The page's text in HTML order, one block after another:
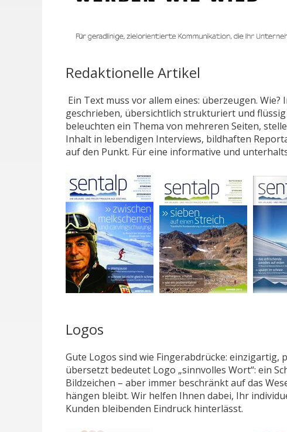
Redaktionelle Artikel
Ein Text muss vor allem eines: überzeugen.
geschrieben, übersichtlich strukturiert und
beleuchten ein Thema von mehreren Seiten,
Inhalt in lebendigen Interviews, bildhaften
auf den Punkt. Für eine informative und
Logos
Gute Logos sind wie Fingerabdrücke: einzigartig,
übersetzt bedeutet Logo „sinnvolles Wort“: ein
Bildzeichen – aber immer beschränkt auf das
hängen bleibt. Wir helfen Ihnen dabei, Ihr
Kunden bleibenden Eindruck hinterlässt.